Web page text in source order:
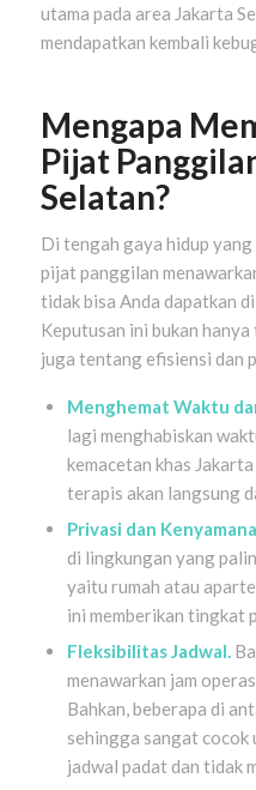
utama pada area Jakarta
mendapatkan kembali
Mengapa
Pijat
Selatan?
Di tengah gaya hidup
pijat panggilan
tidak bisa Anda dapatkan
Keputusan ini bukan
juga tentang efisiensi dan
Menghemat Waktu
lagi menghabiskan
kemacetan khas
terapis akan langsung
Privasi dan
di lingkungan yang
yaitu rumah atau
ini memberikan tingkat
Fleksibilitas Jadwal.
menawarkan jam
Bahkan, beberapa di
sehingga sangat cocok
jadwal padat dan tidak